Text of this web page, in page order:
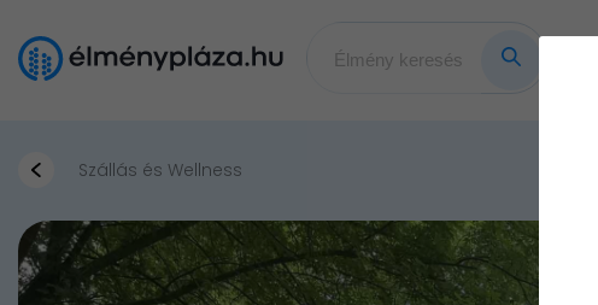
Szállás és Wellness